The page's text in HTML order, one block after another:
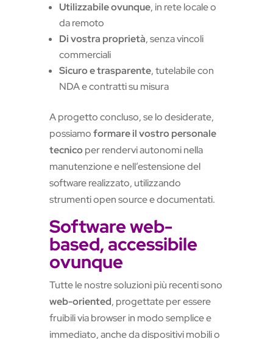
Utilizzabile ovunque, in rete locale o
da remoto
Di vostra proprietà, senza vincoli
commerciali
Sicuro e trasparente, tutelabile con
NDA e contratti su misura
A progetto concluso, se lo desiderate,
possiamoformare il vostro personale
tecnicoper rendervi autonomi nella
manutenzione e nell’estensione del
software realizzato, utilizzando
strumenti open source e documentati.
Software web-
based, accessibile
ovunque
Tutte le nostre soluzioni più recenti sono
web-oriented, progettate per essere
fruibili via browser in modo semplice e
immediato, anche da dispositivi mobili o